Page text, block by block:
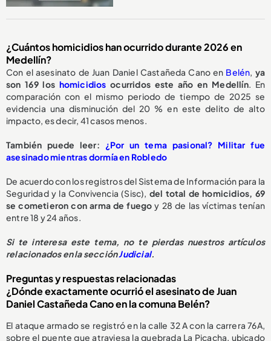
¿Cuántos homicidios han ocurrido durante 2026 en
Medellín?
Con el asesinato de Juan Daniel Castañeda Cano en Belén, ya
son 169 los homicidios ocurridos este año en Medellín. En
comparación con el mismo periodo de tiempo de 2025 se
evidencia una disminución del 20 % en este delito de alto
impacto, es decir, 41 casos menos.
También puede leer: ¿Por un tema pasional? Militar fue
asesinado mientras dormía en Robledo
De acuerdo con los registros del Sistema de Información para la
Seguridad y la Convivencia (Sisc), del total de homicidios, 69
se cometieron con arma de fuego y 28 de las víctimas tenían
entre 18 y 24 años.
Si te interesa este tema, no te pierdas nuestros artículos
relacionados en la secciónJudicial.
Preguntas y respuestas relacionadas
¿Dónde exactamente ocurrió el asesinato de Juan
Daniel Castañeda Cano en la comuna Belén?
El ataque armado se registró en la calle 32 A con la carrera 76A,
sobre el puente que atraviesa la quebrada La Picacha, ubicado